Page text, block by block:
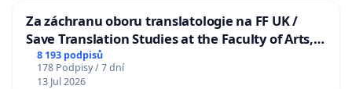
Za záchranu oboru translatologie na FF UK /
Save Translation Studies at the Faculty of Arts,
Charles University
8 193 podpisů
178 Podpisy / 7 dní
13 Jul 2026